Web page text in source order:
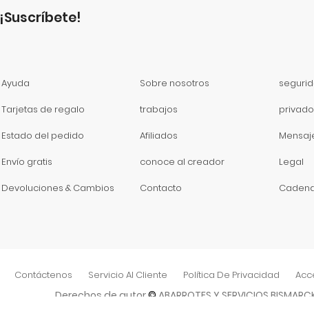
¡suscríbete!
Ayuda
Tarjetas de regalo
Estado del pedido
Envío gratis
Devoluciones & Cambios
Sobre nosotros
trabajos
Afiliados
conoce al creador
Contacto
privado
Legal
Contáctenos Servicio Al Cliente Política De Privacidad
Derechos de autor© ABARROTES Y SERVICIOS BISMARCK